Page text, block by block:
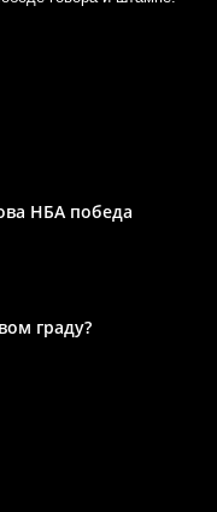
НБА победа
граду?